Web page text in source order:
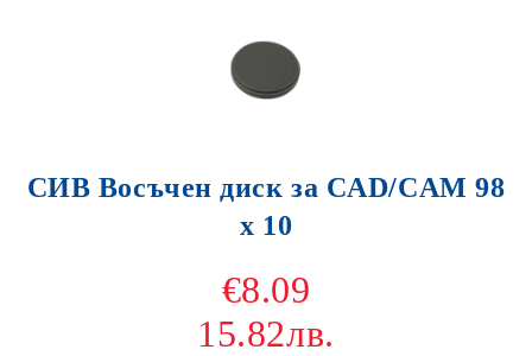
СИВ Восъчен диск за CAD/CAM 98
х 10
€8.09
15.82лв.